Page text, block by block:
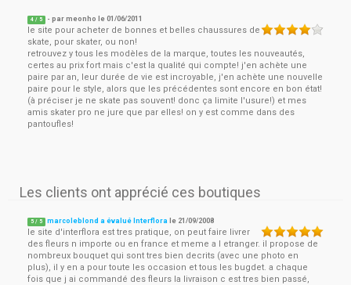
4 / 5 - parmeonho le01/06/2011
le site pour acheter de bonnes et belles chaussures de
skate, pour skater, ou non!
retrouvez y tous les modèles de la marque, toutes les nouveautés,
certes au prix fort mais c'est la qualité qui compte! j'en achète une
paire par an, leur durée de vie est incroyable, j'en achète une nouvelle
paire pour le style, alors que les précédentes sont encore en bon état!
(à préciser je ne skate pas souvent! donc ça limite l'usure!) et mes
amis skater pro ne jure que par elles! on y est comme dans des
pantoufles!
Les clients ont apprécié ces boutiques
5 / 5 marcoleblond a évalué Interflora le 21/09/2008
le site d'interflora est tres pratique, on peut faire livrer
des fleurs n importe ou en france et meme a l etranger. il propose de
nombreux bouquet qui sont tres bien decrits (avec une photo en
plus), il y en a pour toute les occasion et tous les bugdet. a chaque
fois que j ai commandé des fleurs la livraison c est tres bien passé,